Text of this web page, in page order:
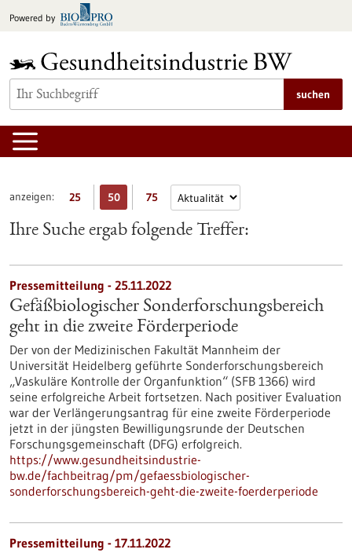
Inhalt
Powered by
suchen
anzeigen: 25 50 75
Ihre Suche ergab folgende Treffer:
Pressemitteilung - 25.11.2022
Gefäßbiologischer Sonderforschungsbereich
geht in die zweite Förderperiode
Der von der Medizinischen Fakultät Mannheim der
Universität Heidelberg geführte Sonderforschungsbereich
„Vaskuläre Kontrolle der Organfunktion“ (SFB 1366) wird
seine erfolgreiche Arbeit fortsetzen. Nach positiver Evaluation
war der Verlängerungsantrag für eine zweite Förderperiode
jetzt in der jüngsten Bewilligungsrunde der Deutschen
Forschungsgemeinschaft (DFG) erfolgreich.
https://www.gesundheitsindustrie-
bw.de/fachbeitrag/pm/gefaessbiologischer-
sonderforschungsbereich-geht-die-zweite-foerderperiode
Pressemitteilung - 17.11.2022